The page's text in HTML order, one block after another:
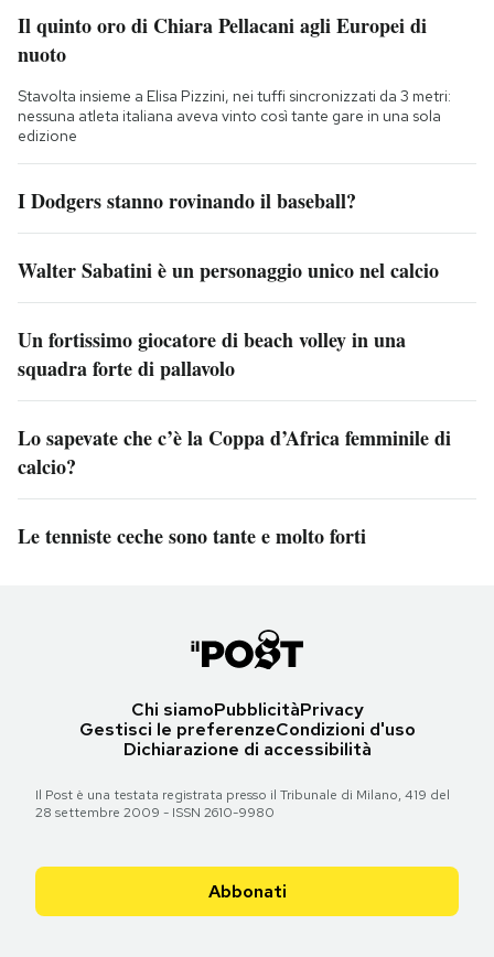
Il quinto oro di Chiara Pellacani agli Europei di
nuoto
Stavolta insieme a Elisa Pizzini, nei tuffi sincronizzati da 3 metri:
nessuna atleta italiana aveva vinto così tante gare in una sola
edizione
I Dodgers stanno rovinando il baseball?
Walter Sabatini è un personaggio unico nel calcio
Un fortissimo giocatore di beach volley in una
squadra forte di pallavolo
Lo sapevate che c’è la Coppa d’Africa femminile di
calcio?
Le tenniste ceche sono tante e molto forti
Chi siamoPubblicitàPrivacy
Gestisci le preferenzeCondizioni d'uso
Dichiarazione di accessibilità
Il Post è una testata registrata presso il Tribunale di Milano, 419 del
28 settembre 2009 - ISSN 2610-9980
Abbonati